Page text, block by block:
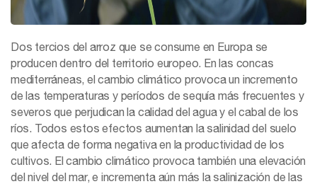
Dos tercios del arroz que se consume en Europa se
producen dentro del territorio europeo. En las concas
mediterráneas, el cambio climático provoca un incremento
de las temperaturas y períodos de sequía más frecuentes y
severos que perjudican la calidad del agua y el cabal de los
ríos. Todos estos efectos aumentan la salinidad del suelo
que afecta de forma negativa en la productividad de los
cultivos. El cambio climático provoca también una elevación
del nivel del mar, e incrementa aún más la salinización de las